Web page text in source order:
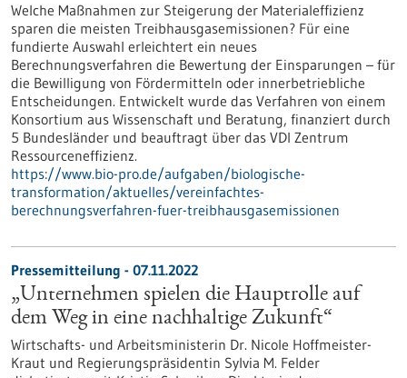
Welche Maßnahmen zur Steigerung der Materialeffizienz
sparen die meisten Treibhausgasemissionen? Für eine
fundierte Auswahl erleichtert ein neues
Berechnungsverfahren die Bewertung der Einsparungen – für
die Bewilligung von Fördermitteln oder innerbetriebliche
Entscheidungen. Entwickelt wurde das Verfahren von einem
Konsortium aus Wissenschaft und Beratung, finanziert durch
5 Bundesländer und beauftragt über das VDI Zentrum
Ressourceneffizienz.
https://www.bio-pro.de/aufgaben/biologische-
transformation/aktuelles/vereinfachtes-
berechnungsverfahren-fuer-treibhausgasemissionen
Pressemitteilung - 07.11.2022
„Unternehmen spielen die Hauptrolle auf
dem Weg in eine nachhaltige Zukunft“
Wirtschafts- und Arbeitsministerin Dr. Nicole Hoffmeister-
Kraut und Regierungspräsidentin Sylvia M. Felder